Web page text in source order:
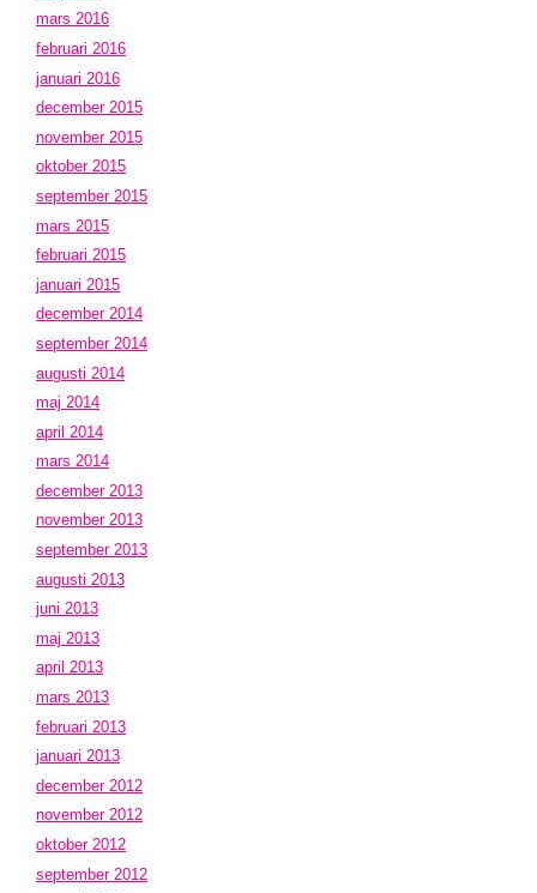
mars 2016
februari 2016
januari 2016
december 2015
november 2015
oktober 2015
september 2015
mars 2015
februari 2015
januari 2015
december 2014
september 2014
augusti 2014
maj 2014
april 2014
mars 2014
december 2013
november 2013
september 2013
augusti 2013
juni 2013
maj 2013
april 2013
mars 2013
februari 2013
januari 2013
december 2012
november 2012
oktober 2012
september 2012